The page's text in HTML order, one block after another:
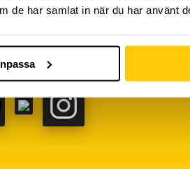
de har samlat in när du har använt
SOCIALA MEDIER
FACEBOOKTIKTOK